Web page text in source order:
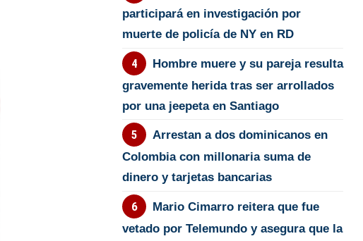
participará en investigación por
muerte de policía de NY en RD
Hombre muere y su pareja resulta
gravemente herida tras ser arrollados
por una jeepeta en Santiago
Arrestan a dos dominicanos en
Colombia con millonaria suma de
dinero y tarjetas bancarias
Mario Cimarro reitera que fue
vetado por Telemundo y asegura que la